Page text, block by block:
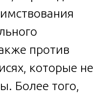
против
которые не
Более того,